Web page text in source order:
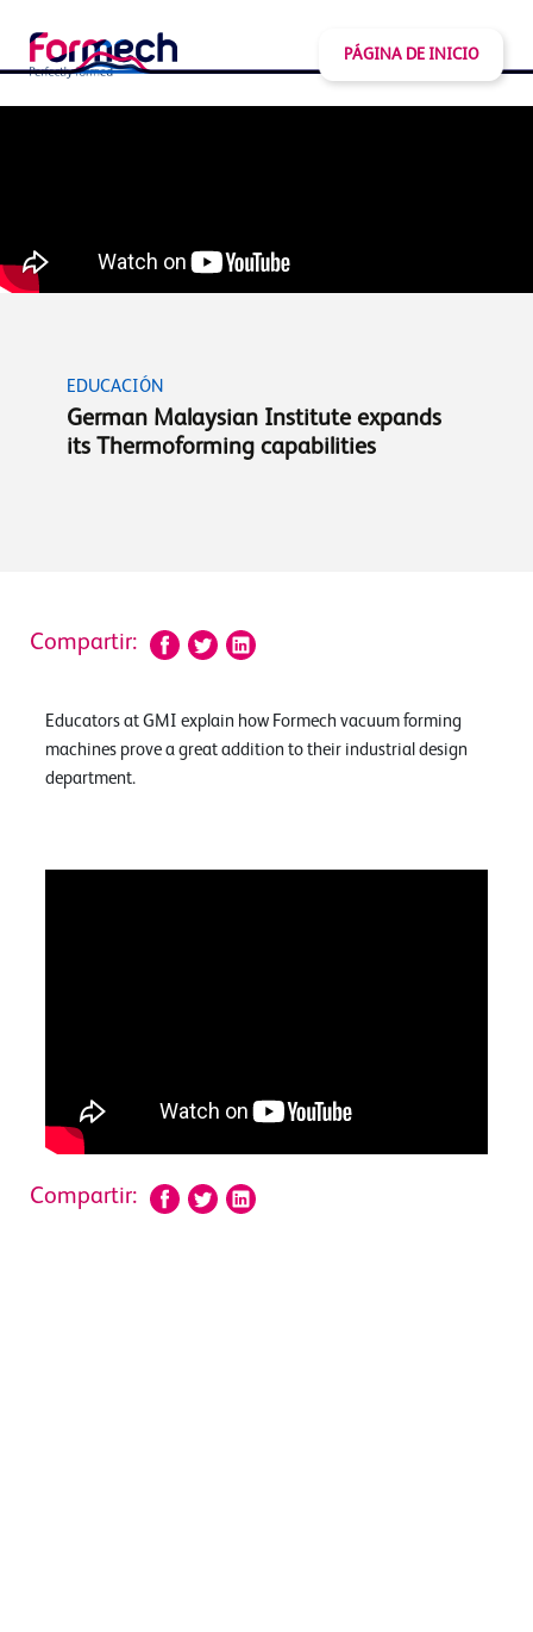
PÁGINA DE INICIO
EDUCACIÓN
German Malaysian Institute expands
its Thermoforming capabilities
Compartir:
Educators at GMI explain how Formech vacuum forming
machines prove a great addition to their industrial design
department.
Compartir: